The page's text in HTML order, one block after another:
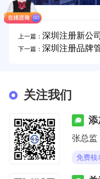
上一篇： 深圳注册新公
下一篇： 深圳注册品牌
关注我们
添
张总监
免费核